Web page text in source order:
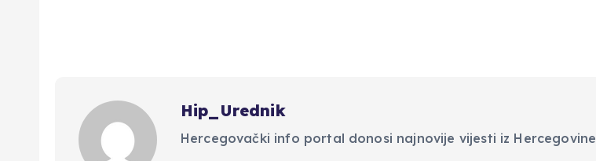
Hip_Urednik
Hercegovački info portal donosi najnovije vijesti iz Hercegovine